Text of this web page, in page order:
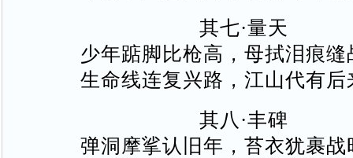
其七·量天
少年踮脚比枪高，母拭泪痕缝
生命线连复兴路，江山代有后
其八·丰碑
弹洞摩挲认旧年，苔衣犹裹战